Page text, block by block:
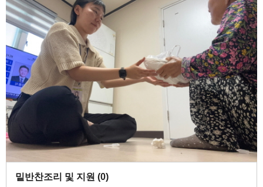
밑반찬조리 및 지원 (0)